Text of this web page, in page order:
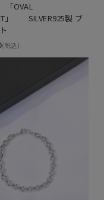
「OVAL
」　　SILVER925製 ブ
(税込)